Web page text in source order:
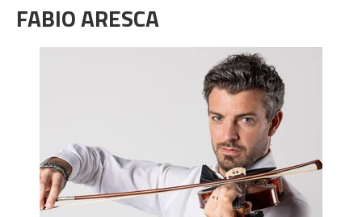
FABIO ARESCA